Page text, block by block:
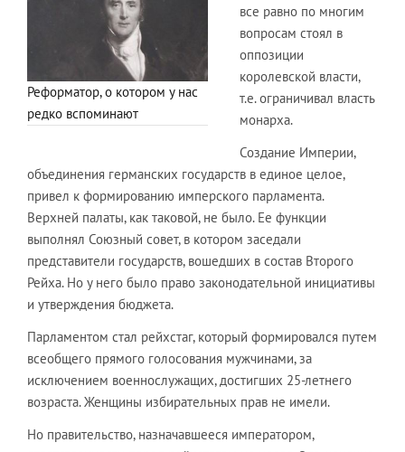
Реформатор, о котором у нас
редко вспоминают
все равно по многим
вопросам стоял в
оппозиции
королевской власти,
т.е. ограничивал власть
монарха.
Создание Империи,
объединения германских государств в единое целое,
привел к формированию имперского парламента.
Верхней палаты, как таковой, не было. Ее функции
выполнял Союзный совет, в котором заседали
представители государств, вошедших в состав Второго
Рейха. Но у него было право законодательной инициативы
и утверждения бюджета.
Парламентом стал рейхстаг, который формировался путем
всеобщего прямого голосования мужчинами, за
исключением военнослужащих, достигших 25-летнего
возраста. Женщины избирательных прав не имели.
Но правительство, назначавшееся императором,